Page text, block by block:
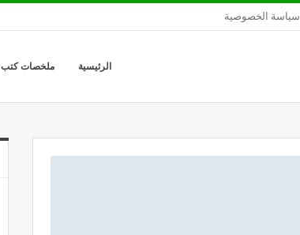
سياسة الخصوصية
الرئيسية ملخصات كتب